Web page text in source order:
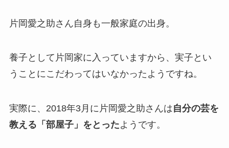
片岡愛之助さん自身も一般家庭の出身。
養子として片岡家に入っていますから、実子とい
うことにこだわってはいなかったようですね。
実際に、2018年3月に片岡愛之助さんは自分の芸を
教える「部屋子」をとったようです。